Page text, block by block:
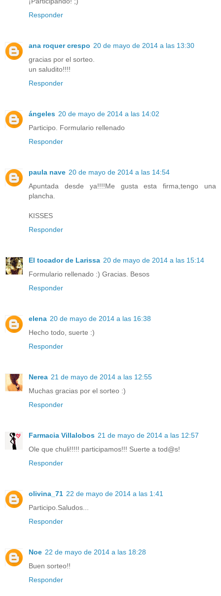
Responder
ana roquer crespo 20 de mayo de 2014 a las 13:30
gracias por el sorteo.
un saludito!!!!
Responder
ángeles 20 de mayo de 2014 a las 14:02
Participo. Formulario rellenado
Responder
paula nave 20 de mayo de 2014 a las 14:54
Apuntada desde ya!!!!Me gusta esta firma,tengo una
plancha.
KISSES
Responder
El tocador de Larissa 20 de mayo de 2014 a las 15:14
Formulario rellenado :) Gracias. Besos
Responder
elena 20 de mayo de 2014 a las 16:38
Hecho todo, suerte :)
Responder
Nerea 21 de mayo de 2014 a las 12:55
Muchas gracias por el sorteo :)
Responder
Farmacia Villalobos 21 de mayo de 2014 a las 12:57
Ole que chuli!!!!! participamos!!! Suerte a tod@s!
Responder
olivina_71 22 de mayo de 2014 a las 1:41
Participo.Saludos...
Responder
Noe 22 de mayo de 2014 a las 18:28
Buen sorteo!!
Responder